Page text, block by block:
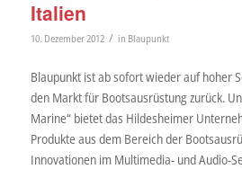
Italien
10. Dezember 2012 / in Blaupunkt
Blaupunkt ist ab sofort wieder auf hoher
den Markt für Bootsausrüstung zurück.
Marine“ bietet das Hildesheimer
Produkte aus dem Bereich der
Innovationen im Multimedia- und Audio-